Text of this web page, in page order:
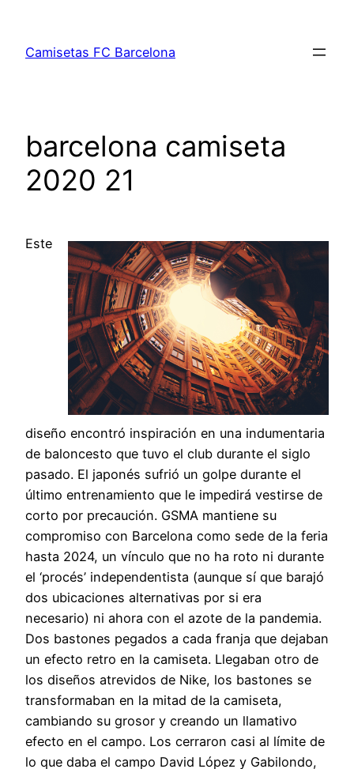
contenido
Camisetas FC Barcelona
barcelona camiseta
2020 21
Este
diseño encontró inspiración en una indumentaria
de baloncesto que tuvo el club durante el siglo
pasado. El japonés sufrió un golpe durante el
último entrenamiento que le impedirá vestirse de
corto por precaución. GSMA mantiene su
compromiso con Barcelona como sede de la feria
hasta 2024, un vínculo que no ha roto ni durante
el ‘procés’ independentista (aunque sí que barajó
dos ubicaciones alternativas por si era
necesario) ni ahora con el azote de la pandemia.
Dos bastones pegados a cada franja que dejaban
un efecto retro en la camiseta. Llegaban otro de
los diseños atrevidos de Nike, los bastones se
transformaban en la mitad de la camiseta,
cambiando su grosor y creando un llamativo
efecto en el campo. Los cerraron casi al límite de
lo que daba el campo David López y Gabilondo,